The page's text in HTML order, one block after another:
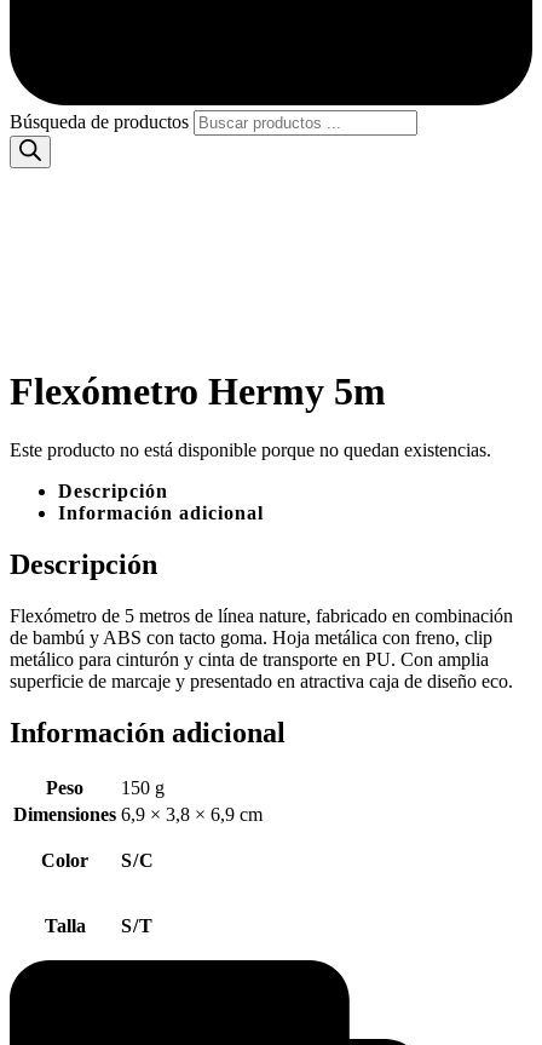
Búsqueda de productos
Flexómetro Hermy 5m
Este producto no está disponible porque no quedan existencias.
Descripción
Información adicional
Descripción
Flexómetro de 5 metros de línea nature, fabricado en combinación
de bambú y ABS con tacto goma. Hoja metálica con freno, clip
metálico para cinturón y cinta de transporte en PU. Con amplia
superficie de marcaje y presentado en atractiva caja de diseño eco.
Información adicional
Peso
150 g
Dimensiones 6,9 × 3,8 × 6,9 cm
Color S/C
Talla S/T